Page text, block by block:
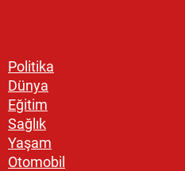
Politika
Dünya
Eğitim
Sağlık
Yaşam
Otomobil